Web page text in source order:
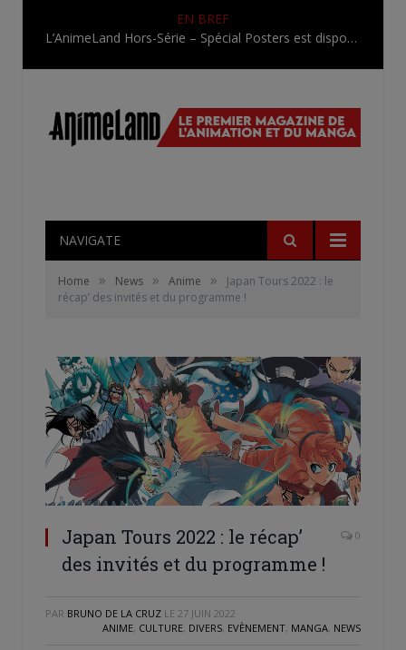
EN BREF
L’AnimeLand Hors-Série – Spécial Posters est disponible !
NAVIGATE
Home » News » Anime »
Japan Tours 2022 : le
récap’ des invités et du programme !
Japan Tours 2022 : le récap’
des invités et du programme !
0
PAR BRUNO DE LA CRUZ LE 27 JUIN 2022
ANIME, CULTURE, DIVERS, EVÈNEMENT, MANGA, NEWS